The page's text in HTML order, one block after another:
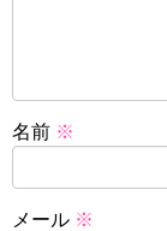
名前 ※
メール ※